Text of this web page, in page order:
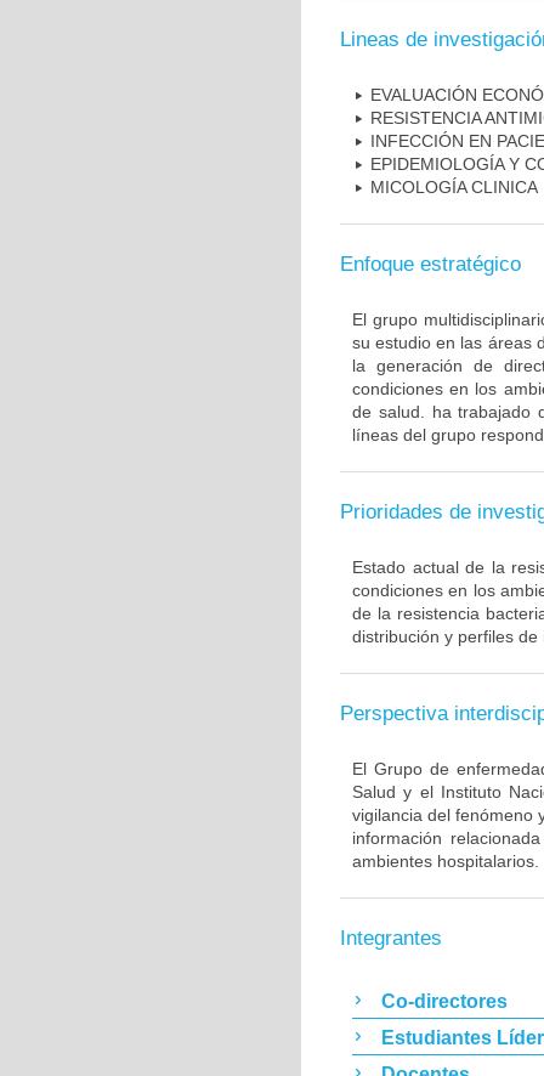
Lineas de
EVALUACIÓN
RESISTENCIA
INFECCIÓN EN
EPIDEMIOLOGÍA Y
MICOLOGÍA CLINICA
Enfoque estratégico
El grupo
su estudio en las áreas
la generación de
condiciones en los
de salud. ha trabajado
líneas del grupo
Prioridades de
Estado actual de la
condiciones en los
de la resistencia
distribución y perfiles de
Perspectiva
El Grupo de
Salud y el Instituto
vigilancia del fenómeno
información
ambientes hospitalarios.
Integrantes
Co-directores
Estudiantes